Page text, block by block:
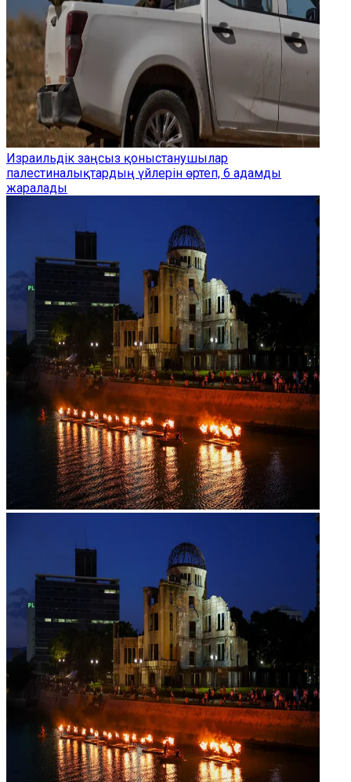
Израильдік заңсыз қоныстанушылар
палестиналықтардың үйлерін өртеп, 6 адамды
жаралады